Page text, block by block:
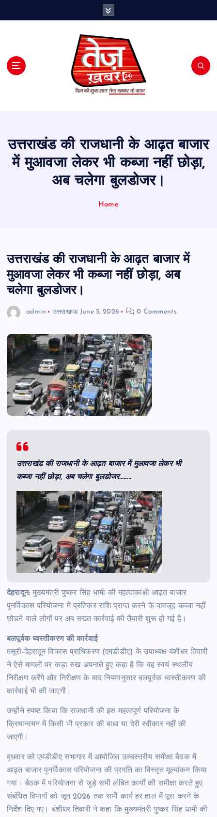
उत्तराखंड की राजधानी के आढ़त बाजार
में मुआवजा लेकर भी कब्जा नहीं छोड़ा,
अब चलेगा बुलडोजर।
Home
उत्तराखंड की राजधानी के आढ़त बाजार में
मुआवजा लेकर भी कब्जा नहीं छोड़ा, अब
चलेगा बुलडोजर।
admin उत्तराखण्ड June 5, 2026 0 Comments
उत्तराखंड की राजधानी के आढ़त बाजार में मुआवजा लेकर भी
कब्जा नहीं छोड़ा, अब चलेगा बुलडोजर……..
देहरादून:मुख्यमंत्री पुष्कर सिंह धामी की महत्वाकांक्षी आढ़त बाजार
पुनर्विकास परियोजना में प्रतिकर राशि प्राप्त करने के बावजूद कब्जा नहीं
छोड़ने वाले लोगों पर अब सख्त कार्रवाई की तैयारी शुरू हो गई है।
बलपूर्वक ध्वस्तीकरण की कार्रवाई
मसूरी-देहरादून विकास प्राधिकरण (एमडीडीए) के उपाध्यक्ष बंशीधर तिवारी
ने ऐसे मामलों पर कड़ा रुख अपनाते हुए कहा है कि वह स्वयं स्थलीय
निरीक्षण करेंगे और निरीक्षण के बाद नियमानुसार बलपूर्वक ध्वस्तीकरण की
कार्रवाई भी की जाएगी।
उन्होंने स्पष्ट किया कि राजधानी की इस महत्वपूर्ण परियोजना के
क्रियान्वयन में किसी भी प्रकार की बाधा या देरी स्वीकार नहीं की
जाएगी।
बुधवार को एमडीडीए सभागार में आयोजित उच्चस्तरीय समीक्षा बैठक में
आढ़त बाजार पुनर्विकास परियोजना की प्रगति का विस्तृत मूल्यांकन किया
गया। बैठक में परियोजना से जुड़े सभी लंबित कार्यों की समीक्षा करते हुए
संबंधित विभागों को जून 2026 तक सभी कार्य हर हाल में पूरा करने के
निर्देश दिए गए। बंशीधर तिवारी ने कहा कि मुख्यमंत्री पुष्कर सिंह धामी की